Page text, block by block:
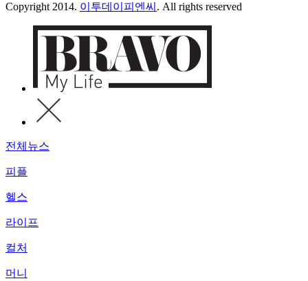
Copyright 2014. 이투데이피엔씨 . All rights reserved
전체뉴스
피플
헬스
라이프
컬처
머니